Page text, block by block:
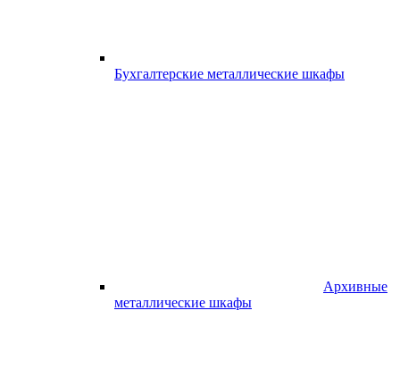
Бухгалтерские металлические шкафы
Архивные
металлические шкафы